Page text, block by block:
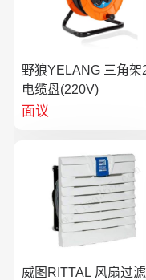
野狼YELANG 三角架
电缆盘(220V)
面议
威图RITTAL 风扇过